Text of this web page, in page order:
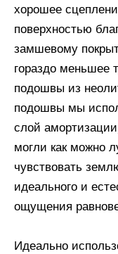
хорошее
поверхностью
замшевому
гораздо меньшее
подошвы из
подошвы мы
слой
могли как можно
чувствовать
идеального и
ощущения
Идеально